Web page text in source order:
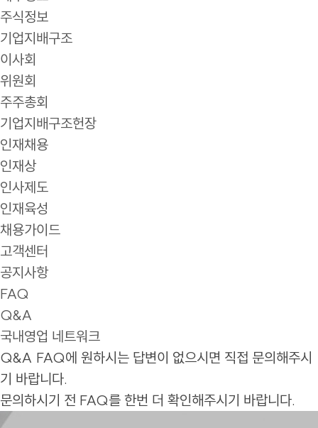
주식정보
기업지배구조
이사회
위원회
주주총회
기업지배구조헌장
인재채용
인재상
인사제도
인재육성
채용가이드
고객센터
공지사항
FAQ
Q&A
국내영업 네트워크
Q&A FAQ에 원하시는 답변이 없으시면 직접 문의해주시
기 바랍니다.
문의하시기 전 FAQ를 한번 더 확인해주시기 바랍니다.